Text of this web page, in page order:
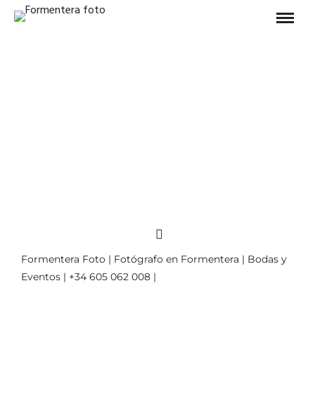
Formentera Foto | Fotógrafo en Formentera | Bodas y
Eventos | +34 605 062 008 |